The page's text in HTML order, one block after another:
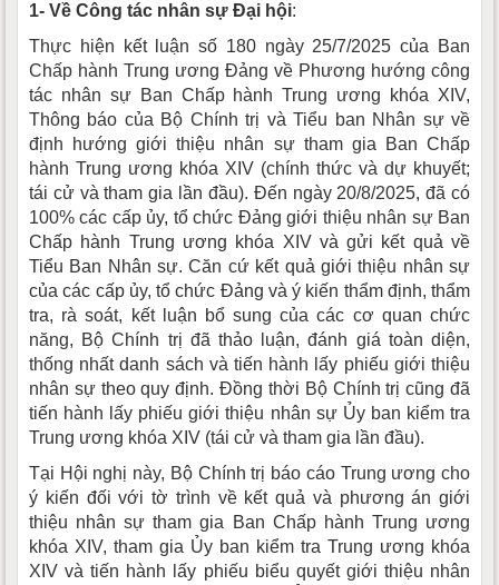
1- Về Công tác nhân sự Đại hội:
Thực hiện kết luận số 180 ngày 25/7/2025 của Ban
Chấp hành Trung ương Đảng về Phương hướng công
tác nhân sự Ban Chấp hành Trung ương khóa XIV,
Thông báo của Bộ Chính trị và Tiểu ban Nhân sự về
định hướng giới thiệu nhân sự tham gia Ban Chấp
hành Trung ương khóa XIV (chính thức và dự khuyết;
tái cử và tham gia lần đầu). Đến ngày 20/8/2025, đã có
100% các cấp ủy, tổ chức Đảng giới thiệu nhân sự Ban
Chấp hành Trung ương khóa XIV và gửi kết quả về
Tiểu Ban Nhân sự. Căn cứ kết quả giới thiệu nhân sự
của các cấp ủy, tổ chức Đảng và ý kiến thẩm định, thẩm
tra, rà soát, kết luận bổ sung của các cơ quan chức
năng, Bộ Chính trị đã thảo luận, đánh giá toàn diện,
thống nhất danh sách và tiến hành lấy phiếu giới thiệu
nhân sự theo quy định. Đồng thời Bộ Chính trị cũng đã
tiến hành lấy phiếu giới thiệu nhân sự Ủy ban kiểm tra
Trung ương khóa XIV (tái cử và tham gia lần đầu).
Tại Hội nghị này, Bộ Chính trị báo cáo Trung ương cho
ý kiến đối với tờ trình về kết quả và phương án giới
thiệu nhân sự tham gia Ban Chấp hành Trung ương
khóa XIV, tham gia Ủy ban kiểm tra Trung ương khóa
XIV và tiến hành lấy phiếu biểu quyết giới thiệu nhân